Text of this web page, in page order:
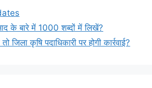
के बारे में 1000 शब्दों में लिखें?
जिला कृषि पदाधिकारी पर होगी कार्रवाई?